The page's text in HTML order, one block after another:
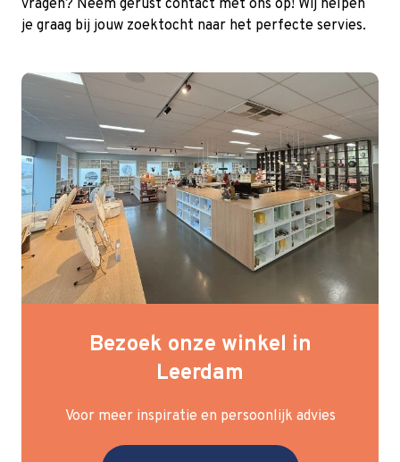
vragen? Neem gerust contact met ons op! Wij helpen
je graag bij jouw zoektocht naar het perfecte servies.
Bezoek onze winkel in
Leerdam
Voor meer inspiratie en persoonlijk advies